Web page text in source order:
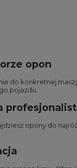
opon
do konkretnej
pojazdu.
opony do